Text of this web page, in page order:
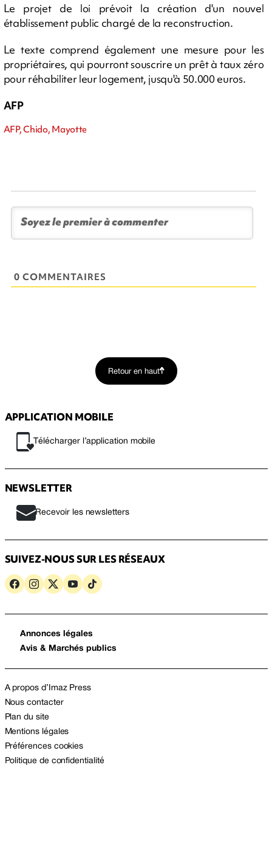
Le projet de loi prévoit la création d'un nouvel
établissement public chargé de la reconstruction.
Le texte comprend également une mesure pour les
propriétaires, qui pourront souscrire un prêt à taux zéro
pour réhabiliter leur logement, jusqu'à 50.000 euros.
AFP
AFP, Chido, Mayotte
0 COMMENTAIRES
Retour en haut
APPLICATION MOBILE
Télécharger l’application mobile
NEWSLETTER
Recevoir les newsletters
SUIVEZ-NOUS SUR LES RÉSEAUX
Annonces légales
Avis & Marchés publics
A propos d’Imaz Press
Nous contacter
Plan du site
Mentions légales
Préférences cookies
Politique de confidentialité